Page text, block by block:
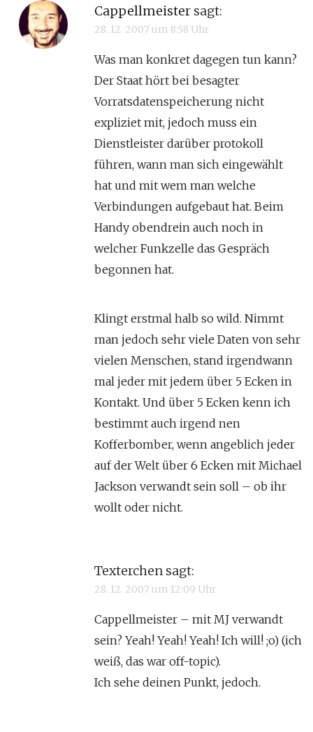
Cappellmeister sagt:
28. 12. 2007 um 8:58 Uhr
Was man konkret dagegen tun kann?
Der Staat hört bei besagter
Vorratsdatenspeicherung nicht
expliziet mit, jedoch muss ein
Dienstleister darüber protokoll
führen, wann man sich eingewählt
hat und mit wem man welche
Verbindungen aufgebaut hat. Beim
Handy obendrein auch noch in
welcher Funkzelle das Gespräch
begonnen hat.
Klingt erstmal halb so wild. Nimmt
man jedoch sehr viele Daten von sehr
vielen Menschen, stand irgendwann
mal jeder mit jedem über 5 Ecken in
Kontakt. Und über 5 Ecken kenn ich
bestimmt auch irgend nen
Kofferbomber, wenn angeblich jeder
auf der Welt über 6 Ecken mit Michael
Jackson verwandt sein soll – ob ihr
wollt oder nicht.
Texterchen sagt:
28. 12. 2007 um 12:09 Uhr
Cappellmeister – mit MJ verwandt
sein? Yeah! Yeah! Yeah! Ich will! ;o) (ich
weiß, das war off-topic).
Ich sehe deinen Punkt, jedoch.